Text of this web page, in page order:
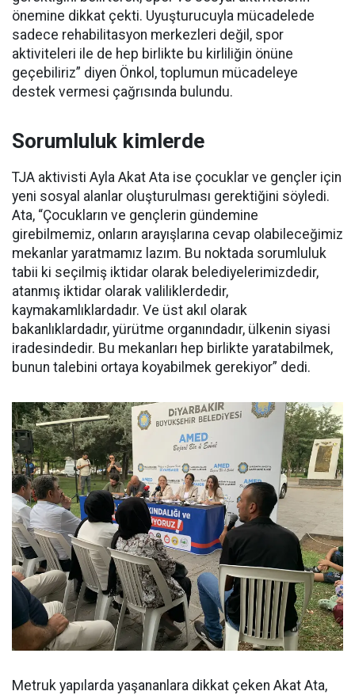
önemine dikkat çekti. Uyuşturucuyla mücadelede
sadece rehabilitasyon merkezleri değil, spor
aktiviteleri ile de hep birlikte bu kirliliğin önüne
geçebiliriz” diyen Önkol, toplumun mücadeleye
destek vermesi çağrısında bulundu.
Sorumluluk kimlerde
TJA aktivisti Ayla Akat Ata ise çocuklar ve gençler için
yeni sosyal alanlar oluşturulması gerektiğini söyledi.
Ata, “Çocukların ve gençlerin gündemine
girebilmemiz, onların arayışlarına cevap olabileceğimiz
mekanlar yaratmamız lazım. Bu noktada sorumluluk
tabii ki seçilmiş iktidar olarak belediyelerimizdedir,
atanmış iktidar olarak valiliklerdedir,
kaymakamlıklardadır. Ve üst akıl olarak
bakanlıklardadır, yürütme organındadır, ülkenin siyasi
iradesindedir. Bu mekanları hep birlikte yaratabilmek,
bunun talebini ortaya koyabilmek gerekiyor” dedi.
Metruk yapılarda yaşananlara dikkat çeken Akat Ata,